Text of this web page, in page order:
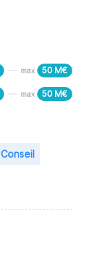
max 50 M€
max 50 M€
Conseil